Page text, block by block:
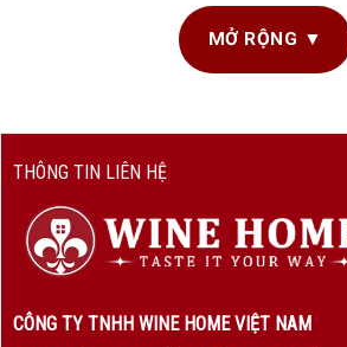
nên sang trọng mà còn thể hiệnsự chu
– bởi hai chai rượu tượng trưng
thịnh vượng và bền vững
lựa chọnhộp quà rượu vang cao cấp
chất liệu khác nhau:
2. Các loại hộp quà rượu
biến hiện nay
2.1. Hộp quà rượu vang 2 chai bằng giấy cao
MỞ RỘNG ▼
THÔNG TIN LIÊN HỆ
CÔNG TY TNHH WINE HOME VIỆT NAM